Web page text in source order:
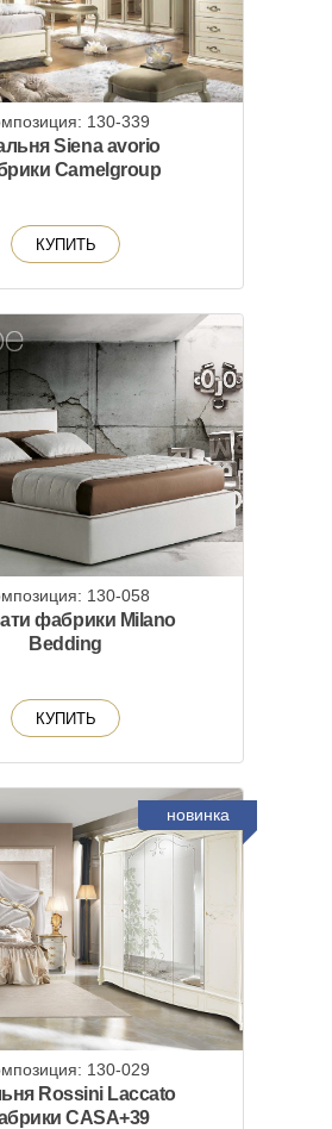
130-339
Siena avorio
Camelgroup
КУПИТЬ
130-058
фабрики Milano
Bedding
КУПИТЬ
новинка
130-029
Rossini Laccato
CASA+39